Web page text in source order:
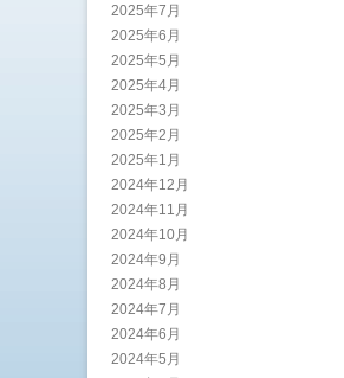
2025年7月
2025年6月
2025年5月
2025年4月
2025年3月
2025年2月
2025年1月
2024年12月
2024年11月
2024年10月
2024年9月
2024年8月
2024年7月
2024年6月
2024年5月